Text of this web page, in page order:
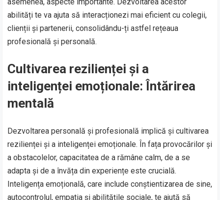
abilități te va ajuta să interacționezi mai eficient cu colegii,
clienții și partenerii, consolidându-ți astfel rețeaua
profesională și personală.
Cultivarea rezilienței și a
inteligenței emoționale: Întărirea
mentală
Dezvoltarea personală și profesională implică și cultivarea
rezilienței și a inteligenței emoționale. În fața provocărilor și
a obstacolelor, capacitatea de a rămâne calm, de a se
adapta și de a învăța din experiențe este crucială.
Inteligența emoțională, care include conștientizarea de sine,
autocontrolul, empatia și abilitățile sociale, te ajută să